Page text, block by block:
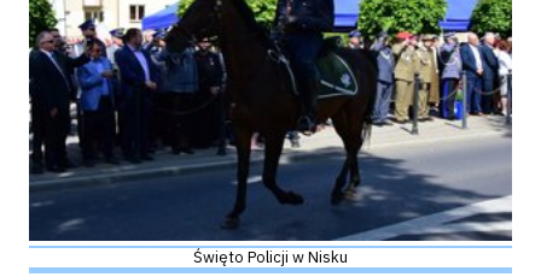
Święto Policji w Nisku